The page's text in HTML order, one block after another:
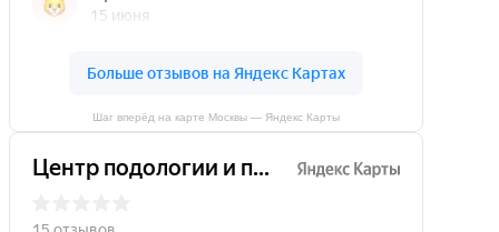
Шаг вперёд на карте Москвы — Яндекс Карты